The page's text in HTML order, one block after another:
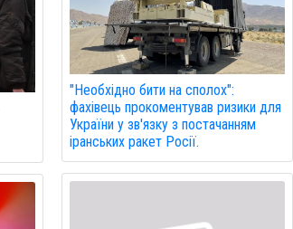
"Необхідно бити на сполох":
фахівець прокоментував ризики для
України у зв'язку з постачанням
іранських ракет Росії.